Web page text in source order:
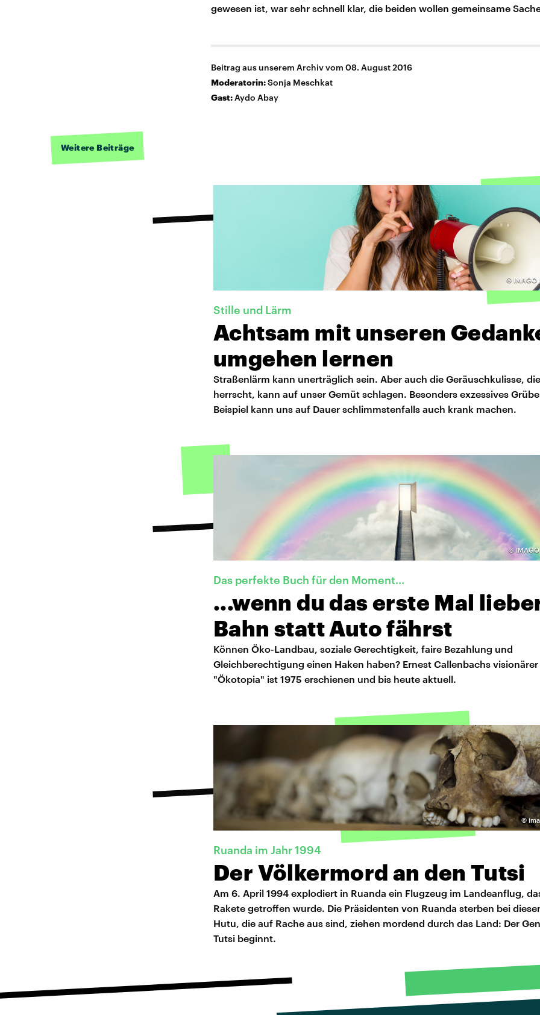
gewesen ist, war sehr schnell klar, die beiden wollen gemeinsame
Beitrag aus unserem Archiv vom 08. August 2016
Moderatorin:Sonja Meschkat
Gast:Aydo Abay
Weitere Beiträge
© IMAGO
Stille und Lärm
Achtsam mit unseren
umgehen lernen
Straßenlärm kann unerträglich sein. Aber auch die Geräuschkulisse,
herrscht, kann auf unser Gemüt schlagen. Besonders exzessives
Beispiel kann uns auf Dauer schlimmstenfalls auch krank machen.
©
Das perfekte Buch für den Moment...
...wenn du das erste Mal
Bahn statt Auto fährst
Können Öko-Landbau, soziale Gerechtigkeit, faire Bezahlung und
Gleichberechtigung einen Haken haben? Ernest Callenbachs
"Ökotopia" ist 1975 erschienen und bis heute aktuell.
©
Ruanda im Jahr 1994
Der Völkermord an den Tutsi
Am 6. April 1994 explodiert in Ruanda ein Flugzeug im Landeanflug,
Rakete getroffen wurde. Die Präsidenten von Ruanda sterben bei
Hutu, die auf Rache aus sind, ziehen mordend durch das Land: Der
Tutsi beginnt.